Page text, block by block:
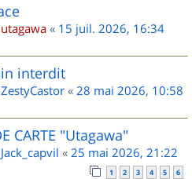
utagawa « 15 juil. 2026, 16:34
interdit
ZestyCastor « 28 mai 2026, 10:58
CARTE "Utagawa"
Jack_capvil « 25 mai 2026, 21:22
1 2 3 4 5 6